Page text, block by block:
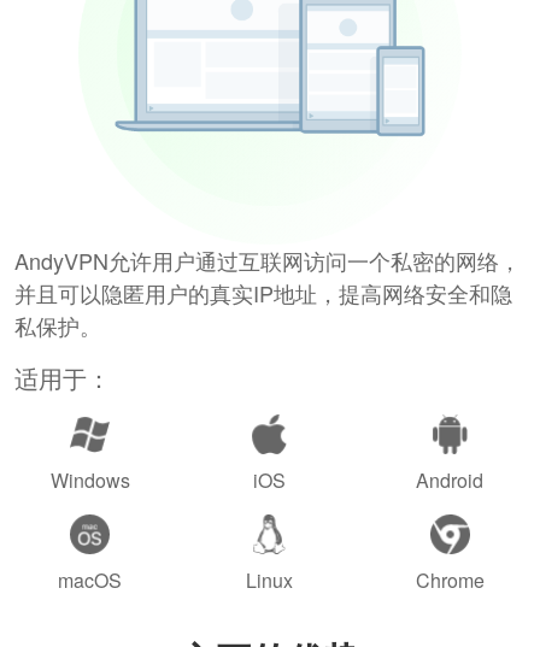
AndyVPN允许用户通过互联网访问一个私密的网络，
并且可以隐匿用户的真实IP地址，提高网络安全和隐
私保护。
适用于：
Windows iOS Android
macOS Linux Chrome